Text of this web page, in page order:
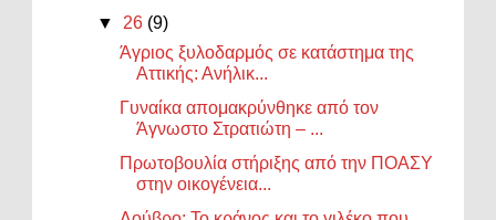
▼ 26 (9)
Άγριος ξυλοδαρμός σε κατάστημα της
Αττικής: Ανήλικ...
Γυναίκα απομακρύνθηκε από τον
Άγνωστο Στρατιώτη – ...
Πρωτοβουλία στήριξης από την ΠΟΑΣΥ
στην οικογένεια...